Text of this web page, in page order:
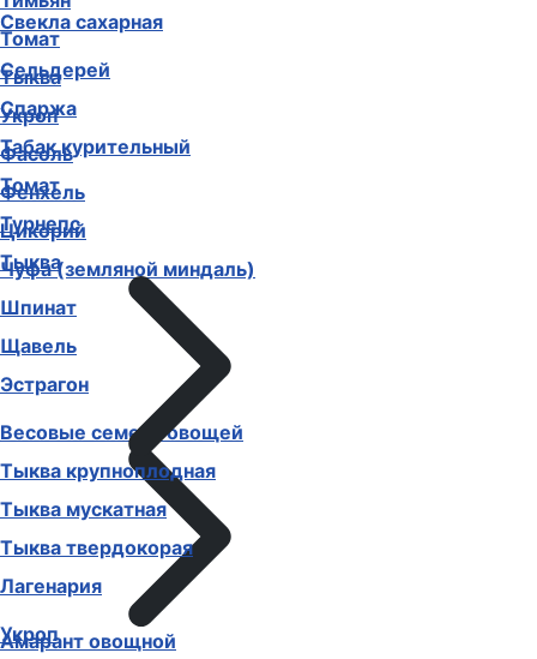
Томат
Тыква
Укроп
Фасоль
Фенхель
Цикорий
Чуфа (земляной миндаль)
Шпинат
Щавель
Эстрагон
Весовые семена овощей
Амарант овощной
Свекла сахарная
Сельдерей
Спаржа
Табак курительный
Томат
Турнепс
Тыква
Тыква крупноплодная
Тыква мускатная
Тыква твердокорая
Лагенария
Укроп